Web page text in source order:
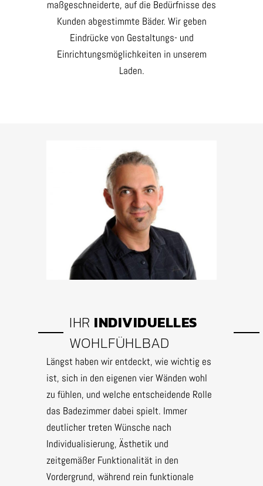
maßgeschneiderte, auf die Bedürfnisse des
Kunden abgestimmte Bäder. Wir geben
Eindrücke von Gestaltungs- und
Einrichtungsmöglichkeiten in unserem
Laden.
IHR INDIVIDUELLES
WOHLFÜHLBAD
Längst haben wir entdeckt, wie wichtig es
ist, sich in den eigenen vier Wänden wohl
zu fühlen, und welche entscheidende Rolle
das Badezimmer dabei spielt. Immer
deutlicher treten Wünsche nach
Individualisierung, Ästhetik und
zeitgemäßer Funktionalität in den
Vordergrund, während rein funktionale